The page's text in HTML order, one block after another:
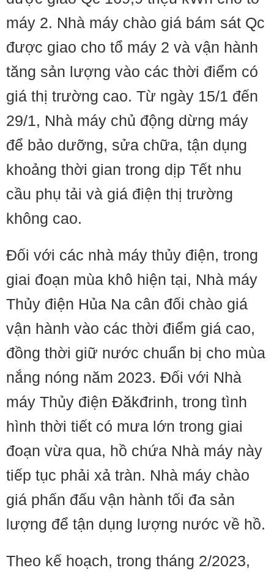
máy 2. Nhà máy chào giá bám sát Qc
được giao cho tổ máy 2 và vận hành
tăng sản lượng vào các thời điểm có
giá thị trường cao. Từ ngày 15/1 đến
29/1, Nhà máy chủ động dừng máy
để bảo dưỡng, sửa chữa, tận dụng
khoảng thời gian trong dịp Tết nhu
cầu phụ tải và giá điện thị trường
không cao.
Đối với các nhà máy thủy điện, trong
giai đoạn mùa khô hiện tại, Nhà máy
Thủy điện Hủa Na cân đối chào giá
vận hành vào các thời điểm giá cao,
đồng thời giữ nước chuẩn bị cho mùa
nắng nóng năm 2023. Đối với Nhà
máy Thủy điện Đăkđrinh, trong tình
hình thời tiết có mưa lớn trong giai
đoạn vừa qua, hồ chứa Nhà máy này
tiếp tục phải xả tràn. Nhà máy chào
giá phấn đấu vận hành tối đa sản
lượng để tận dụng lượng nước về hồ.
Theo kế hoạch, trong tháng 2/2023,